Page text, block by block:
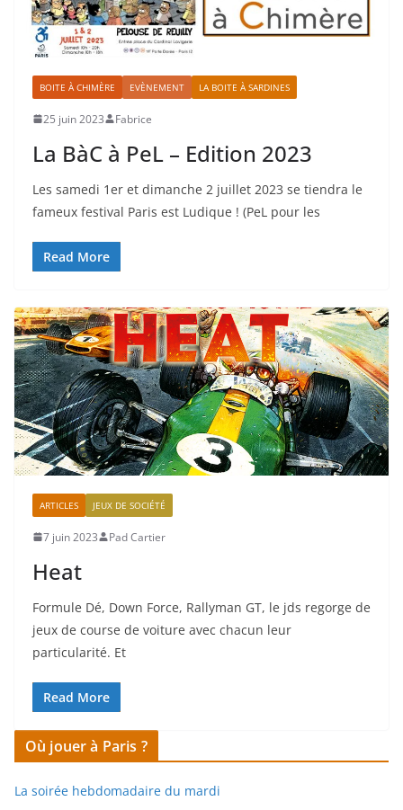
BOITE À CHIMÈRE EVÈNEMENT LA BOITE À SARDINES
25 juin 2023 Fabrice
La BàC à PeL – Edition 2023
Les samedi 1er et dimanche 2 juillet 2023 se tiendra le
fameux festival Paris est Ludique ! (PeL pour les
Read More
ARTICLES JEUX DE SOCIÉTÉ
7 juin 2023 Pad Cartier
Heat
Formule Dé, Down Force, Rallyman GT, le jds regorge de
jeux de course de voiture avec chacun leur
particularité. Et
Read More
Où jouer à Paris ?
La soirée hebdomadaire du mardi